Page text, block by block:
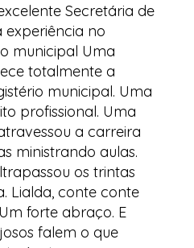
Secretária de
experiência no
municipal Uma
totalmente a
municipal. Uma
profissional. Uma
a carreira
ministrando aulas.
os trintas
Lialda, conte conte
forte abraço. E
falem o que